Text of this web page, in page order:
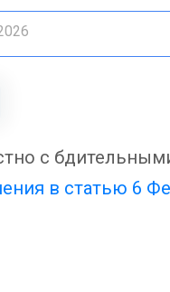
с
в статью 6